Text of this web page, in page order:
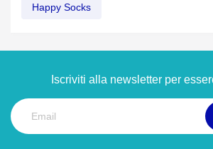
Happy Socks
Iscriviti alla newsletter per